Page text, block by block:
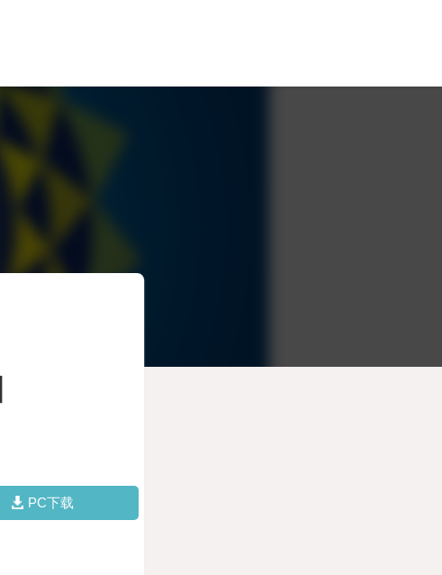
PC下载